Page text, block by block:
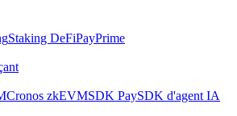
Staking DeFiPayPrime
Cronos zkEVMSDK PaySDK d'agent IA